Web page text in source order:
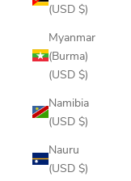
(USD $)
Myanmar
(Burma)
(USD $)
Namibia
(USD $)
Nauru
(USD $)